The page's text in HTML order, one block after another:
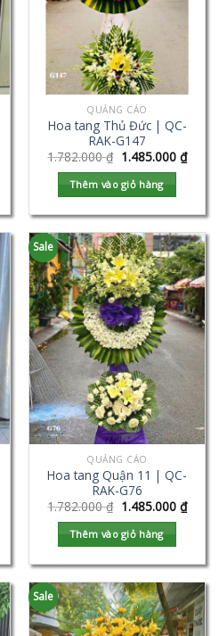
QUẢNG CÁO
Hoa tang Thủ Đức | QC-
RAK-G147
1.782.000₫ 1.485.000 ₫
Thêm vào giỏ hàng
Sale
QUẢNG CÁO
Hoa tang Quận 11 | QC-
RAK-G76
1.782.000₫ 1.485.000 ₫
Thêm vào giỏ hàng
Sale